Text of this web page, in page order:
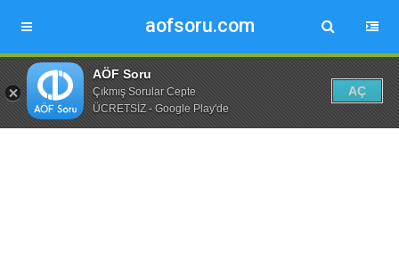
aofsoru.com
AÖF Soru
Çıkmış Sorular Cepte
ÜCRETSİZ - Google Play'de
AÇ